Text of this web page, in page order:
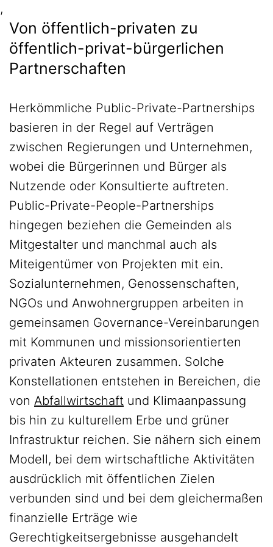
,
Von öffentlich-privaten zu
öffentlich-privat-bürgerlichen
Partnerschaften
Herkömmliche Public-Private-Partnerships
basieren in der Regel auf Verträgen
zwischen Regierungen und Unternehmen,
wobei die Bürgerinnen und Bürger als
Nutzende oder Konsultierte auftreten.
Public-Private-People-Partnerships
hingegen beziehen die Gemeinden als
Mitgestalter und manchmal auch als
Miteigentümer von Projekten mit ein.
Sozialunternehmen, Genossenschaften,
NGOs und Anwohnergruppen arbeiten in
gemeinsamen Governance-Vereinbarungen
mit Kommunen und missionsorientierten
privaten Akteuren zusammen. Solche
Konstellationen entstehen in Bereichen, die
von Abfallwirtschaft und Klimaanpassung
bis hin zu kulturellem Erbe und grüner
Infrastruktur reichen. Sie nähern sich einem
Modell, bei dem wirtschaftliche Aktivitäten
ausdrücklich mit öffentlichen Zielen
verbunden sind und bei dem gleichermaßen
finanzielle Erträge wie
Gerechtigkeitsergebnisse ausgehandelt